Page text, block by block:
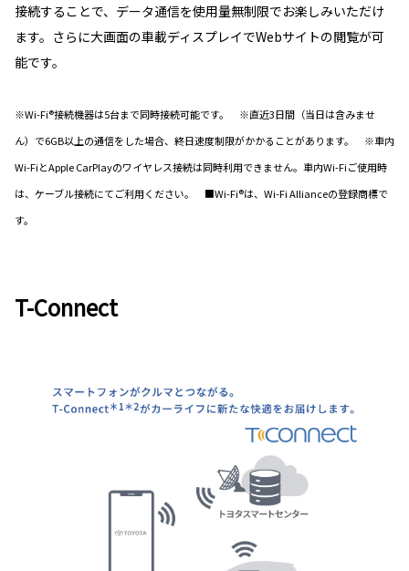
接続することで、データ通信を使用量無制限でお楽しみいただけ
ます。さらに大画面の車載ディスプレイでWebサイトの閲覧が可
能です。
※Wi-Fi®接続機器は5台まで同時接続可能です。 ※直近3日間（当日は含みませ
ん）で6GB以上の通信をした場合、終日速度制限がかかることがあります。 ※車内
Wi-FiとApple CarPlayのワイヤレス接続は同時利用できません。車内Wi-Fiご使用時
は、ケーブル接続にてご利用ください。 ■Wi-Fi®は、Wi-Fi Allianceの登録商標で
す。
T-Connect